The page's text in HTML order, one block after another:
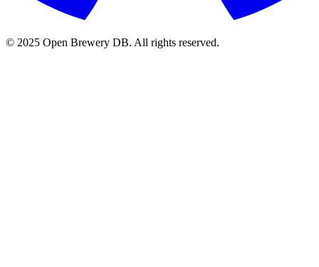
© 2025 Open Brewery DB. All rights reserved.